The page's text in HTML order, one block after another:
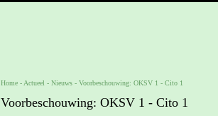
Home- Actueel - Nieuws- Voorbeschouwing: OKSV 1 - Cito 1
Voorbeschouwing: OKSV 1 - Cito 1